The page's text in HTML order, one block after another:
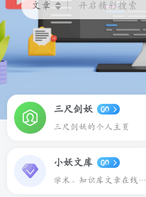
文章 开启精彩搜索
三尺剑妖 GO
三尺剑妖的个人主页
小妖文库 GO
学术、知识库文章在线预览下载